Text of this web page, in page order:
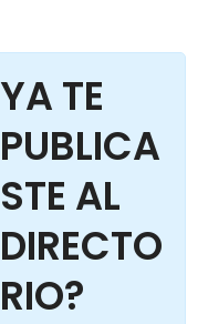
YA TE
PUBLICA
STE AL
DIRECTO
RIO?